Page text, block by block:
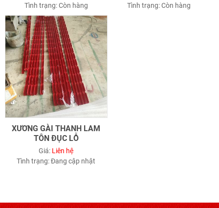
Tình trạng:Còn hàng
Tình trạng:Còn hàng
XƯƠNG GÀI THANH LAM
TÔN ĐỤC LỖ
Giá: Liên hệ
Tình trạng:Đang cập nhật